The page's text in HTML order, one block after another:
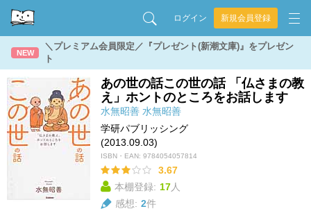
ログイン 新規会員登録
NEW
＼プレミアム会員限定／『プレゼント(新潮文庫)』をプレゼン
ト
あの世の話この世の話 「仏さまの教
え」ホントのところをお話します
水無昭善 水無昭善
学研パブリッシング
(2013.09.03)
ISBN・EAN: 9784054057814
3.67
本棚登録: 17人
感想: 2件